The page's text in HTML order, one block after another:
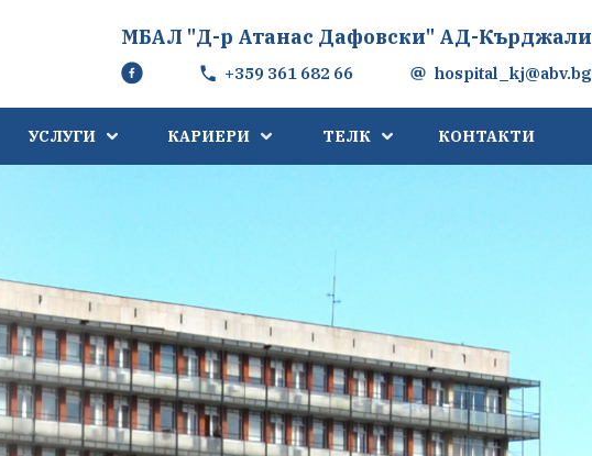
МБАЛ "Д-р Атанас Дафовски" АД-Кърджали
+359 361 682 66 hospital_kj@abv.bg
УСЛУГИ КАРИЕРИ ТЕЛК КОНТАКТИ